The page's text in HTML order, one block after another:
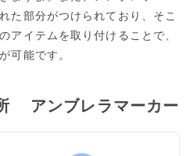
た部分がつけられており、そこ
アイテムを取り付けることで、
可能です。
アンブレラマーカー